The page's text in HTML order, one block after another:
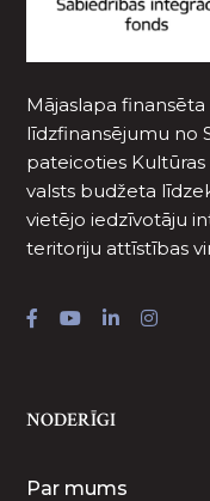
Mājaslapa
līdzfinansējumu no
pateicoties Kultūras
valsts budžeta
vietējo iedzīvotāju
teritoriju attīstības
NODERĪGI
Par mums